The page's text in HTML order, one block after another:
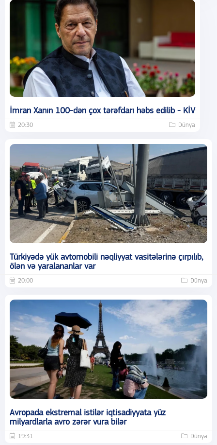
İmran Xanın 100-dən çox tərəfdarı həbs edilib - KİV
20:30 Dünya
Türkiyədə yük avtomobili nəqliyyat vasitələrinə çırpılıb,
ölən və yaralananlar var
20:00 Dünya
Avropada ekstremal istilər iqtisadiyyata yüz
milyardlarla avro zərər vura bilər
19:31 Dünya